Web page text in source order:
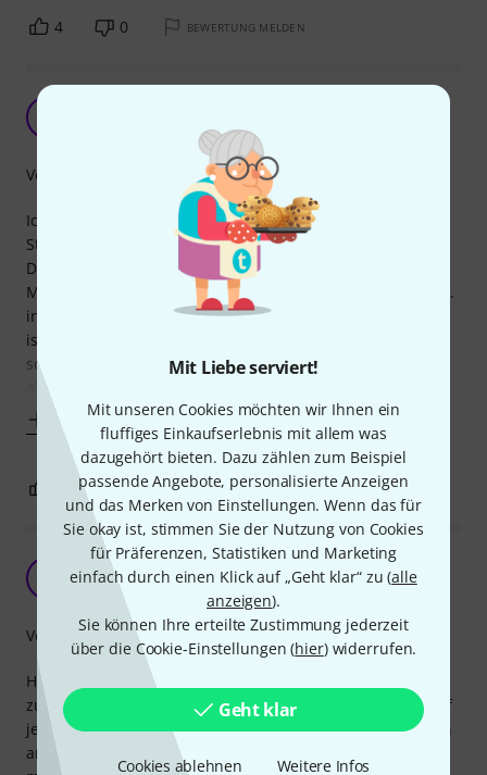
Mit Liebe serviert!
Mit unseren Cookies möchten wir Ihnen ein
fluffiges Einkaufserlebnis mit allem was
dazugehört bieten. Dazu zählen zum Beispiel
passende Angebote, personalisierte Anzeigen
und das Merken von Einstellungen. Wenn das für
Sie okay ist, stimmen Sie der Nutzung von Cookies
für Präferenzen, Statistiken und Marketing
einfach durch einen Klick auf „Geht klar“ zu (alle
anzeigen).
Sie können Ihre erteilte Zustimmung jederzeit
über die Cookie-Einstellungen (hier) widerrufen.
Geht klar
Cookies ablehnen Weitere Infos
4 0 BEWERTUNG MELDEN
randy 61 12.02.2022
Ich habe meine Gitarrenbünde bisher immer mit 000
Stahlwolle poliert.
Da sollte man vorher die Saiten runtermachen.
Mit dem Gummipad kan man zb. die Saiten lockern und zb.
in den hohen Lagen die Bünde polieren. Das Gummistück
ist gerade und man kann es auf den Bünden entlang
schieben.zu hohe Bünde werden auch etwas stärker
abgetragen. Es ist tatsächlich etwas
Mehr anzeigen
Verarbeitung
0 BEWERTUNG MELDEN
wüsste nichts besseres
Hadn 27.02.2025
Hatte eine Squier Jazzmaster neu gekauft und da war es ja
zu erwarten, dass da einiges gemacht werden müsste - auf
jeden Fall auch die Bundstäbchen. Die fühlten sich so rauh
an, dass die Saiten kaum zu verschieben waren, die hätte
Verarbeitung